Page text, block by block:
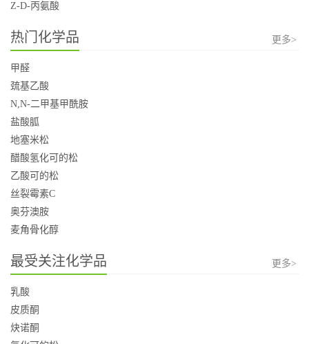
Z-D-丙氨酸
热门化学品 更多>
甲醛
巯基乙酸
N,N-二甲基甲酰胺
盐酸胍
地塞米松
醋酸氢化可的松
乙酸可的松
丝裂霉素C
奥芬澳胺
麦角骨化醇
最受关注化学品 更多>
乳酸
皮质酮
炔诺酮